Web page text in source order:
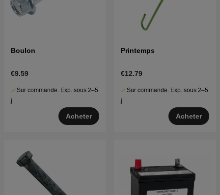
Boulon
€9.59
Sur commande. Exp. sous 2–5
j
Acheter
Printemps
€12.79
Sur commande. Exp. sous 2–5
j
Acheter